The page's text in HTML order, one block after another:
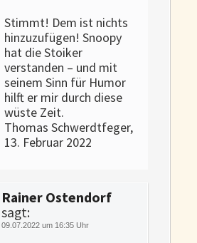
Stimmt! Dem ist nichts
hinzuzufügen! Snoopy
hat die Stoiker
verstanden – und mit
seinem Sinn für Humor
hilft er mir durch diese
wüste Zeit.
Thomas Schwerdtfeger,
13. Februar 2022
Rainer Ostendorf
sagt:
09.07.2022 um 16:35 Uhr